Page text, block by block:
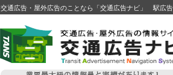
交通広告・屋外広告のことなら「交通広告ナビ」 駅広